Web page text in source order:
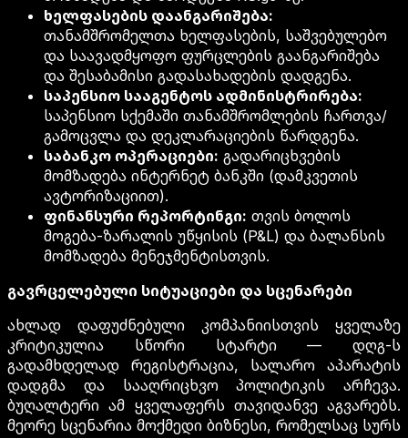
ხელფასების დაანგარიშება:
თანამშრომელთა ხელფასების, საშვებულებო
და საავადმყოფო ფურცლების გაანგარიშება
და შესაბამისი გადასახადების დადგენა.
საპენსიო სააგენტოს ადმინისტრირება:
საპენსიო სქემაში თანამშრომლების ჩართვა/
გამოცვლა და დეკლარაციების წარდგენა.
საბანკო ოპერაციები: გადარიცხვების
მომზადება ინტერნეტ ბანკში (დამკვეთის
ავტორიზაციით).
ფინანსური რეპორტინგი: თვის ბოლოს
მოგება-ზარალის უწყისის (P&L) და ბალანსის
მომზადება მენეჯმენტისთვის.
გავრცელებული სიტუაციები და სცენარები
ახლად დაფუძნებული კომპანიისთვის ყველაზე
კრიტიკულია სწორი სტარტი — დღგ-ს
გადამხდელად რეგისტრაცია, სალარო აპარატის
დადგმა და სააღრიცხვო პოლიტიკის არჩევა.
ბუღალტერი ამ ყველაფერს თავიდანვე აგვარებს.
მეორე სცენარია მოქმედი ბიზნესი, რომელსაც სურს